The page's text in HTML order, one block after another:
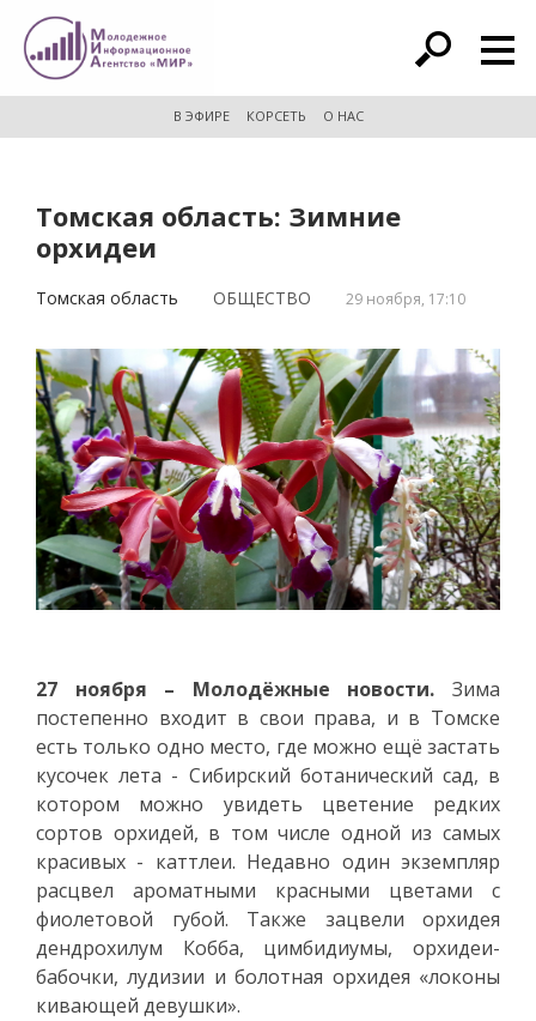
расширенный поиск
В ЭФИРЕ КОРСЕТЬ О НАС
Томская область: Зимние
орхидеи
Томская область ОБЩЕСТВО 29 ноября, 17:10
27 ноября – Молодёжные новости. Зима
постепенно входит в свои права, и в Томске
есть только одно место, где можно ещё застать
кусочек лета - Сибирский ботанический сад, в
котором можно увидеть цветение редких
сортов орхидей, в том числе одной из самых
красивых - каттлеи. Недавно один экземпляр
расцвел ароматными красными цветами с
фиолетовой губой. Также зацвели орхидея
дендрохилум Кобба, цимбидиумы, орхидеи-
бабочки, лудизии и болотная орхидея «локоны
кивающей девушки».